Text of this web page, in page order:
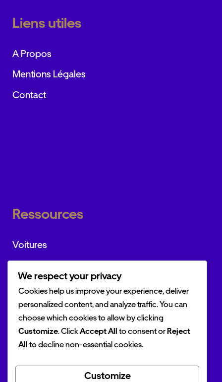
Liens utiles
A Propos
Mentions Légales
Contact
Ressources
Voitures
Actualités
Outils
Simulateur TVS
We respect your privacy
Cookies help us improve your experience, deliver
personalized content, and analyze traffic. You can
choose which cookies to allow by clicking
Customize. ClickAccept All to consent orReject
All to decline non-essential cookies.
Customize